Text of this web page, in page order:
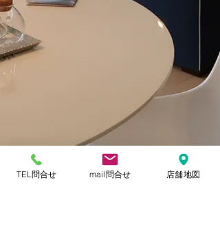
TEL問合せ mail問合せ 店舗地図